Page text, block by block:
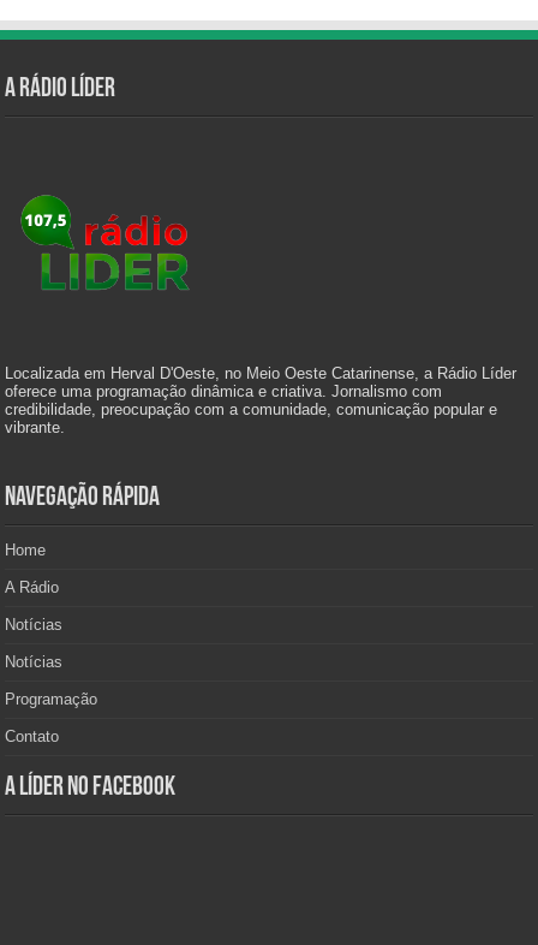
A Rádio Líder
Localizada em Herval D'Oeste, no Meio Oeste Catarinense, a Rádio Líder
oferece uma programação dinâmica e criativa. Jornalismo com
credibilidade, preocupação com a comunidade, comunicação popular e
vibrante.
Navegação Rápida
Home
A Rádio
Notícias
Notícias
Programação
Contato
A Líder no Facebook